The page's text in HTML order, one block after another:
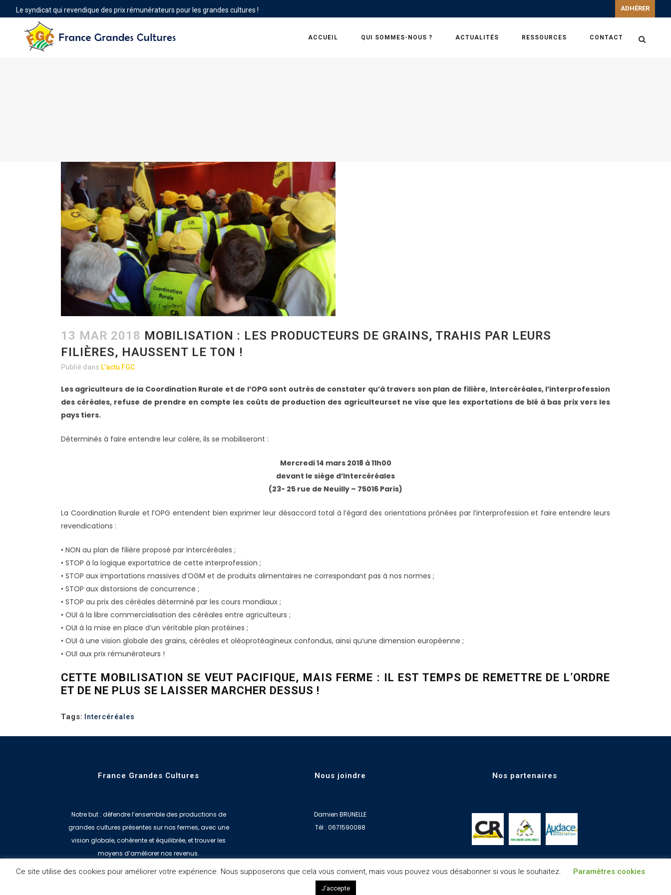
Le syndicat qui revendique des prix rémunérateurs pour les grandes cultures ! ADHÉRER
ACCUEIL QUI SOMMES-NOUS ? ACTUALITÉS RESSOURCES CONTACT
13 MAR 2018 MOBILISATION : LES PRODUCTEURS DE GRAINS, TRAHIS PAR LEURS
FILIÈRES, HAUSSENT LE TON !
Publié dans L'actu FGC
Les agriculteurs de la Coordination Rurale et de l’OPG sont outrés de constater qu’à travers son plan de filière, Intercéréales, l’interprofession
des céréales, refuse de prendre en compte les coûts de production des agriculteurset ne vise que les exportations de blé à bas prix vers les
pays tiers.
Déterminés à faire entendre leur colère, ils se mobiliseront :
Mercredi 14 mars 2018 à 11h00
devant le siège d’Intercéréales
(23- 25 rue de Neuilly – 75016 Paris)
La Coordination Rurale et l’OPG entendent bien exprimer leur désaccord total à l’égard des orientations prônées par l’interprofession et faire entendre leurs
revendications :
• NON au plan de filière proposé par Intercéréales ;
• STOP à la logique exportatrice de cette interprofession ;
• STOP aux importations massives d’OGM et de produits alimentaires ne correspondant pas à nos normes ;
• STOP aux distorsions de concurrence ;
• STOP au prix des céréales déterminé par les cours mondiaux ;
• OUI à la libre commercialisation des céréales entre agriculteurs ;
• OUI à la mise en place d’un véritable plan protéines ;
• OUI à une vision globale des grains, céréales et oléoprotéagineux confondus, ainsi qu’une dimension européenne ;
• OUI aux prix rémunérateurs !
CETTE MOBILISATION SE VEUT PACIFIQUE, MAIS FERME : IL EST TEMPS DE REMETTRE DE L’ORDRE
ET DE NE PLUS SE LAISSER MARCHER DESSUS !
Tags: Intercéréales
France Grandes Cultures
Notre but : défendre l’ensemble des productions de
grandes cultures présentes sur nos fermes, avec une
vision globale, cohérente et équilibrée, et trouver les
moyens d’améliorer nos revenus.
Nous joindre
Damien BRUNELLE
Tél : 0671590088
Nos partenaires
jplcreations|Mentions légales
Ce site utilise des cookies pour améliorer votre expérience. Nous supposerons que cela vous convient, mais vous pouvez vous désabonner si vous le souhaitez. Paramètres cookies
J'accepte